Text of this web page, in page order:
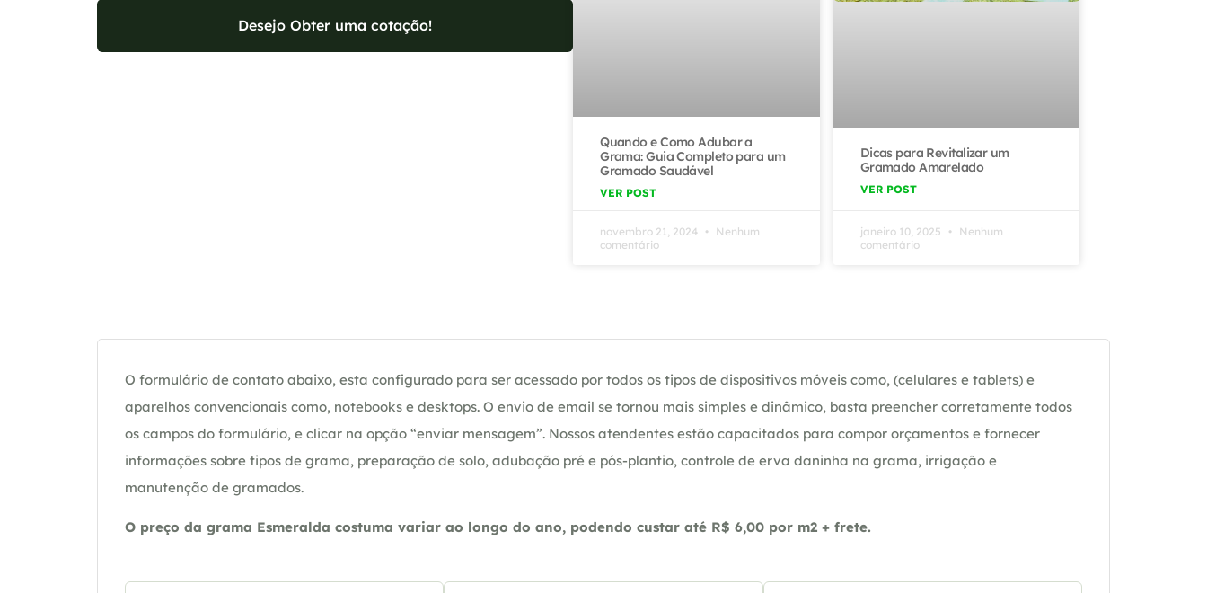
Desejo Obter uma cotação!
Quando e Como Adubar a
Grama: Guia Completo para um
Gramado Saudável
VER POST
novembro 21, 2024
Nenhum
comentário
Dicas para Revitalizar um
Gramado Amarelado
VER POST
janeiro 10, 2025
Nenhum
comentário
O formulário de contato abaixo, esta configurado para ser acessado por todos os tipos de dispositivos móveis como, (celulares e tablets) e
aparelhos convencionais como, notebooks e desktops. O envio de email se tornou mais simples e dinâmico, basta preencher corretamente todos
os campos do formulário, e clicar na opção “enviar mensagem”. Nossos atendentes estão capacitados para compor orçamentos e fornecer
informações sobre tipos de grama, preparação de solo, adubação pré e pós-plantio, controle de erva daninha na grama, irrigação e
manutenção de gramados.
O preço da grama Esmeralda costuma variar ao longo do ano, podendo custar até R$ 6,00 por m2 + frete.